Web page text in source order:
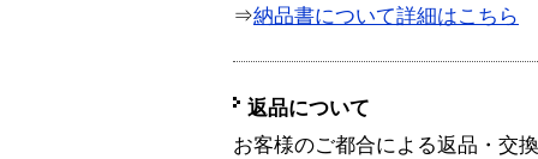
⇒納品書について詳細はこちら
返品について
お客様のご都合による返品・交